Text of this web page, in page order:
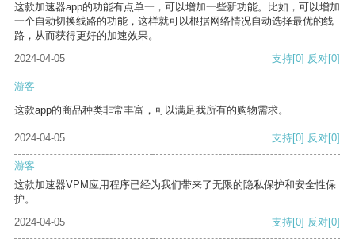
这款加速器app的功能有点单一，可以增加一些新功能。比如，可以增加
一个自动切换线路的功能，这样就可以根据网络情况自动选择最优的线
路，从而获得更好的加速效果。
2024-04-05
支持[0] 反对[0]
游客
这款app的商品种类非常丰富，可以满足我所有的购物需求。
2024-04-05 支持[0] 反对[0]
游客
这款加速器VPM应用程序已经为我们带来了无限的隐私保护和安全性保
护。
2024-04-05
支持[0] 反对[0]